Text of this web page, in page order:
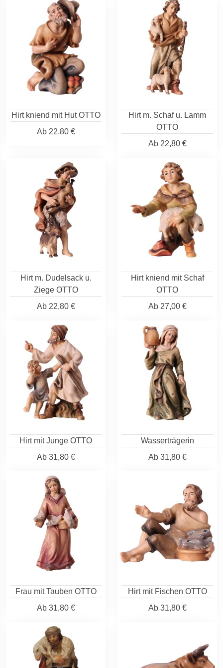
Hirt kniend mit Hut OTTO
Ab22,80 €
Hirt m. Schaf u. Lamm
OTTO
Ab22,80 €
Hirt m. Dudelsack u.
Ziege OTTO
Ab22,80 €
Hirt kniend mit Schaf
OTTO
Ab27,00 €
Hirt mit Junge OTTO
Ab31,80 €
Wasserträgerin
Ab31,80 €
Frau mit Tauben OTTO
Ab31,80 €
Hirt mit Fischen OTTO
Ab31,80 €